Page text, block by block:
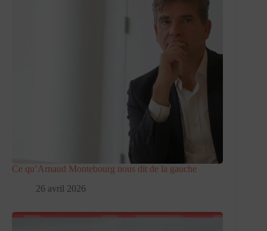
Ce qu’Arnaud Montebourg nous dit de la gauche
26 avril 2026